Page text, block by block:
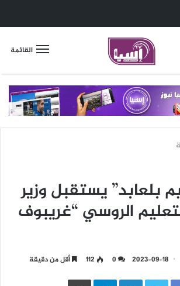
القائمة
بلعابد” يستقبل وزير
الروسي “غريبوف
2023-09-18
112 أقل من دقيقة
LinkedIn
Telegramطباعة